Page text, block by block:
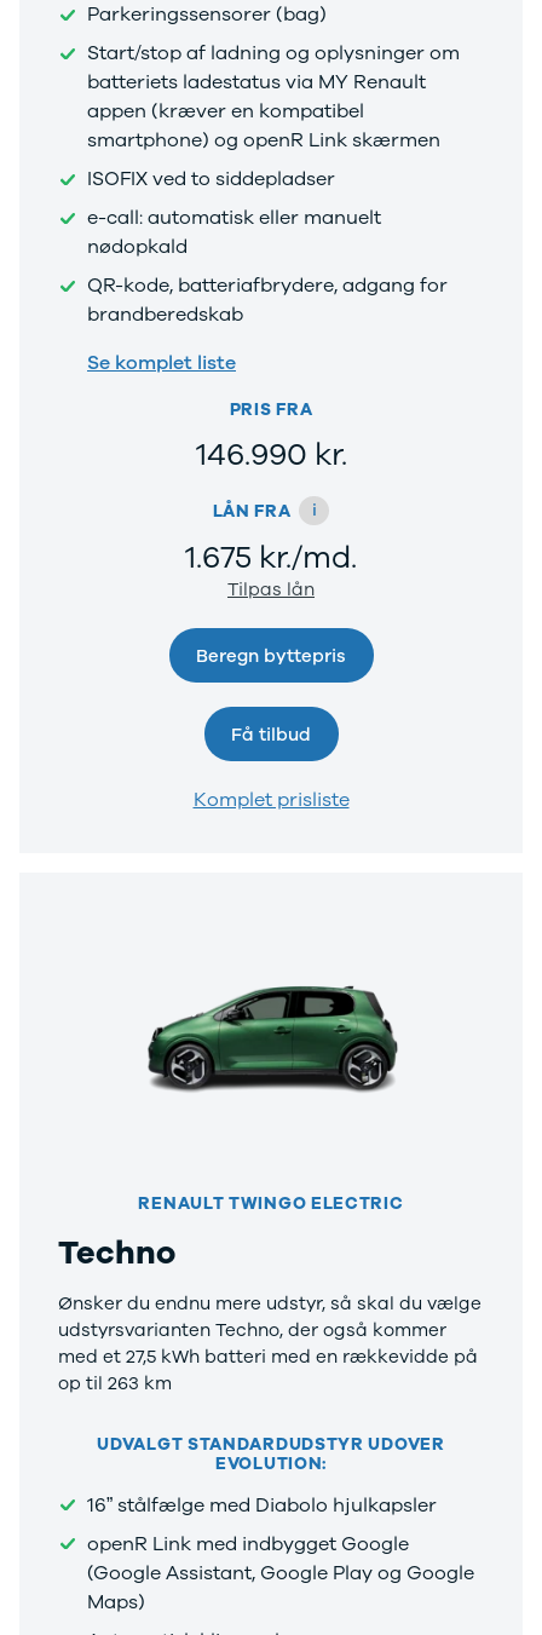
Parkeringssensorer (bag)
Start/stop af ladning og oplysninger om
batteriets ladestatus via MY Renault
appen (kræver en kompatibel
smartphone) og openR Link skærmen
ISOFIX ved to siddepladser
e-call: automatisk eller manuelt
nødopkald
QR-kode, batteriafbrydere, adgang for
brandberedskab
Se komplet liste
PRIS FRA
146.990 kr.
LÅN FRA i
1.675 kr./md.
Tilpas lån
Beregn byttepris
Få tilbud
Komplet prisliste
RENAULT TWINGO ELECTRIC
Techno
Ønsker du endnu mere udstyr, så skal du vælge
udstyrsvarianten Techno, der også kommer
med et 27,5 kWh batteri med en rækkevidde på
op til 263 km
UDVALGT STANDARDUDSTYR UDOVER
EVOLUTION:
16” stålfælge med Diabolo hjulkapsler
openR Link med indbygget Google
(Google Assistant, Google Play og Google
Maps)